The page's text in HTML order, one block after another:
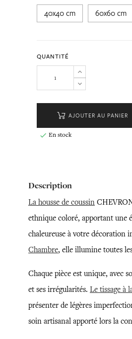
40x40 cm 60x60 cm
QUANTITÉ
AJOUTER AU PANIER
 En stock
Description
La housse de coussin
ethnique coloré, apportant une
chaleureuse à votre décoration
Chambre, elle illumine toutes
Chaque pièce est unique, avec
et ses irrégularités. Le tissage à
présenter de légères
soin artisanal apporté lors la